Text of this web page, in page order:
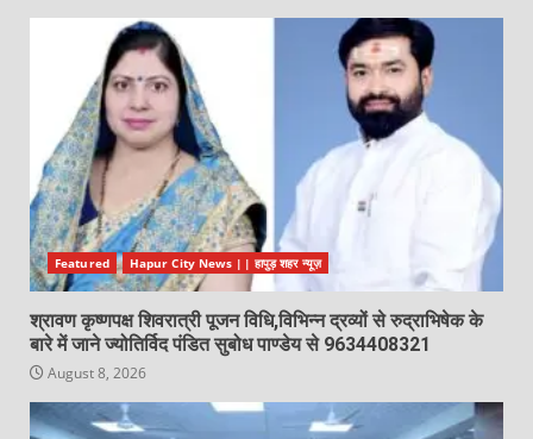
Featured Hapur City News || हापुड़ शहर न्यूज़
श्रावण कृष्णपक्ष शिवरात्री पूजन विधि,विभिन्न द्रव्यों से रुद्राभिषेक के
बारे में जाने ज्योतिर्विद पंडित सुबोध पाण्डेय से 9634408321
August 8, 2026